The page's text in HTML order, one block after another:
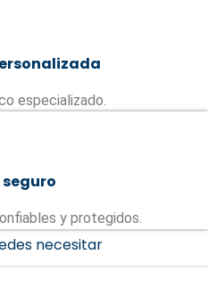
especializado.
seguro
y protegidos.
necesitar